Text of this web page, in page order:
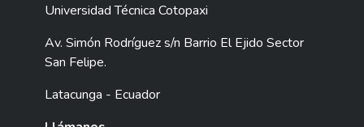
Lean Software Development permitió
tiempos de desarrollo y asegurar la entrega
continua de valor al cliente. Asimismo, se
logró eliminar procesos innecesarios y
Universidad Técnica Cotopaxi
Av. Simón Rodríguez s/n Barrio El Ejido Sector
San Felipe.
Latacunga - Ecuador